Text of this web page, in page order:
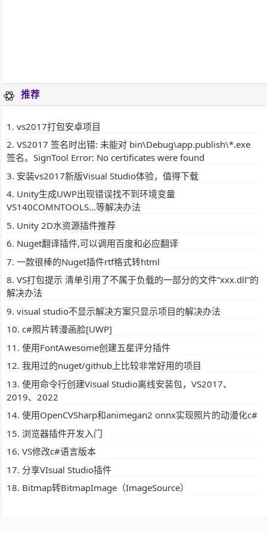
推荐
vs2017打包安卓项目
VS2017 签名时出错: 未能对 bin\Debug\app.publish\*.exe
签名。SignTool Error: No certificates were found
安装vs2017新版Visual Studio体验，值得下载
Unity生成UWP出现错误找不到环境变量
VS140COMNTOOLS...等解决办法
Unity 2D水资源插件推荐
Nuget翻译插件,可以调用百度和必应翻译
一款很棒的Nuget插件rtf格式转html
VS打包提示 清单引用了不属于负载的一部分的文件”xxx.dll”的
解决办法
visual studio不显示解决方案只显示项目的解决办法
c#照片转漫画脸[UWP]
使用FontAwesome创建五星评分插件
我用过的nuget/github上比较非常好用的项目
使用命令行创建Visual Studio离线安装包，VS2017、
2019、2022
使用OpenCVSharp和animegan2 onnx实现照片的动漫化c#
浏览器插件开发入门
VS修改c#语言版本
分享VIsual Studio插件
Bitmap转BitmapImage（ImageSource）